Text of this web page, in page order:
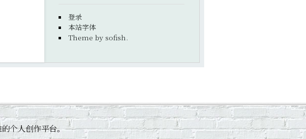
登录
本站字体
Theme by sofish.
个人创作平台。